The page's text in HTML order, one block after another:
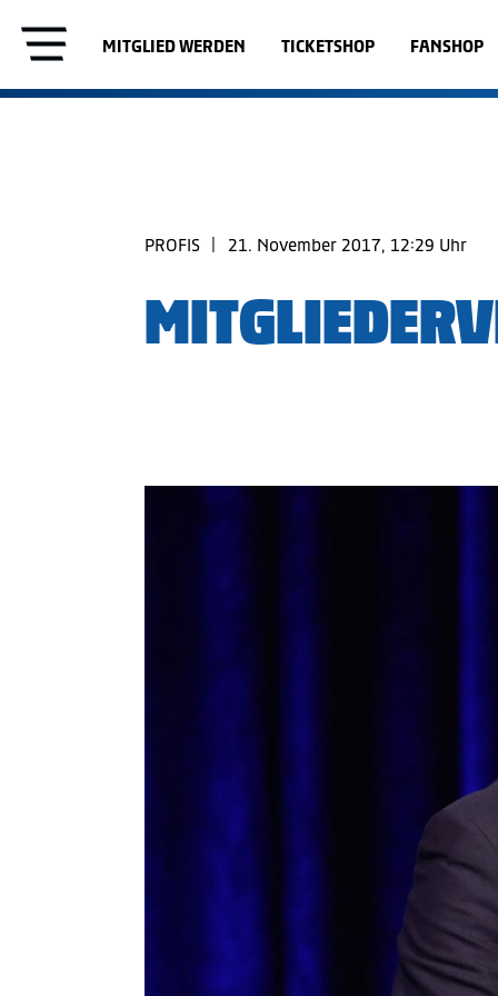
MITGLIED WERDEN TICKETSHOP FANSHOP
PROFIS 21. November 2017, 12:29 Uhr